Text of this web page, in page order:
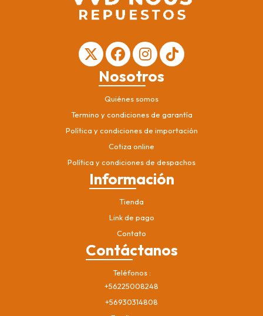
Nosotros
Quiénes somos
Termino y condiciones de garantía
Política y condiciones de importación
Cotiza online
Política y condiciones de despachos
Información
Tienda
Link de pago
Contato
Contáctanos
Teléfonos
+56225008248
+56930314808